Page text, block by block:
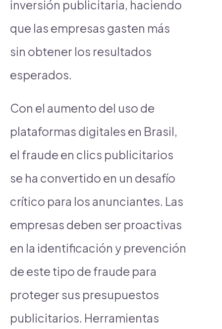
inversión publicitaria, haciendo
que las empresas gasten más
sin obtener los resultados
esperados.
Con el aumento del uso de
plataformas digitales en Brasil,
el fraude en clics publicitarios
se ha convertido en un desafío
crítico para los anunciantes. Las
empresas deben ser proactivas
en la identificación y prevención
de este tipo de fraude para
proteger sus presupuestos
publicitarios. Herramientas